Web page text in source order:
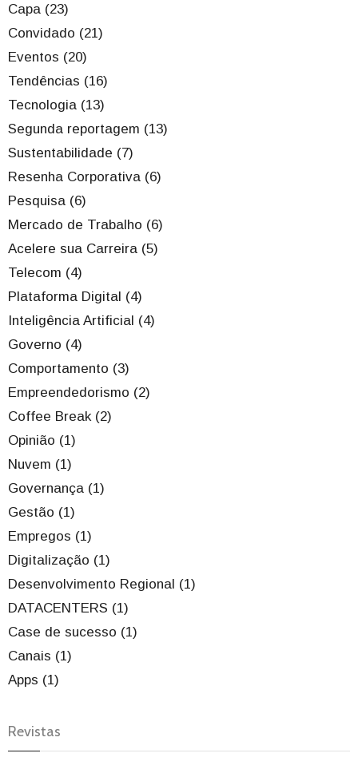
Capa (23)
Convidado (21)
Eventos (20)
Tendências (16)
Tecnologia (13)
Segunda reportagem (13)
Sustentabilidade (7)
Resenha Corporativa (6)
Pesquisa (6)
Mercado de Trabalho (6)
Acelere sua Carreira (5)
Telecom (4)
Plataforma Digital (4)
Inteligência Artificial (4)
Governo (4)
Comportamento (3)
Empreendedorismo (2)
Coffee Break (2)
Opinião (1)
Nuvem (1)
Governança (1)
Gestão (1)
Empregos (1)
Digitalização (1)
Desenvolvimento Regional (1)
DATACENTERS (1)
Case de sucesso (1)
Canais (1)
Apps (1)
Revistas